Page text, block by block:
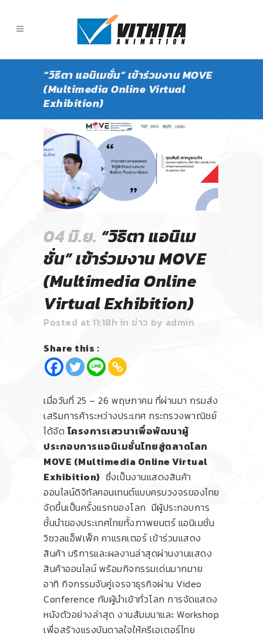
“วิธิตา แอนิเมชั่น” เข้าร่วมงาน MOVE
(Multimedia Online Virtual
Exhibition)
04 มิ.ย. “วิธิตา แอนิเม
ชั่น” เข้าร่วมงาน MOVE
(Multimedia Online
Virtual Exhibition)
Posted at 11:18h in ข่าว by admin
Share this :
เมื่อวันที่ 25 – 26 พฤษภาคม ที่ผ่านมา กรมส่ง
เสริมการค้าระหว่างประเทศ กระทรวงพาณิชย์
ได้จัด โครงการเสวนาเพื่อพัฒนาผู้
ประกอบการแอนิเมชั่นไทยสู่ตลาดโลก
MOVE (Multimedia Online Virtual
Exhibition) ซึ่งเป็นงานแสดงสินค้า
ออนไลน์ดิจิทัลคอนเทนต์แบบครบวงจรของไทย
จัดขึ้นเป็นครั้งแรกของโลก มีผู้ประกอบการ
ชั้นนำของประเทศไทยทั้งภาพยนตร์ แอนิเมชั่น
วิชวลแอ็ฟเฟ็ค คาแรคเตอร์ เข้าร่วมแสดง
สินค้า บริการและผลงานล่าสุดผ่านงานแสดง
สินค้าออนไลน์ พร้อมกิจกรรมเด่นมากมาย
อาทิ กิจกรรมจับคู่เจรจาธุรกิจผ่าน Video
Conference กับผู้นำเข้าทั่วโลก การจัดแสดง
หนังตัวอย่างล่าสุด งานสัมมนาและ Workshop
เพื่อสร้างแรงบันดาลใจให้ครีเอเตอร์ไทย